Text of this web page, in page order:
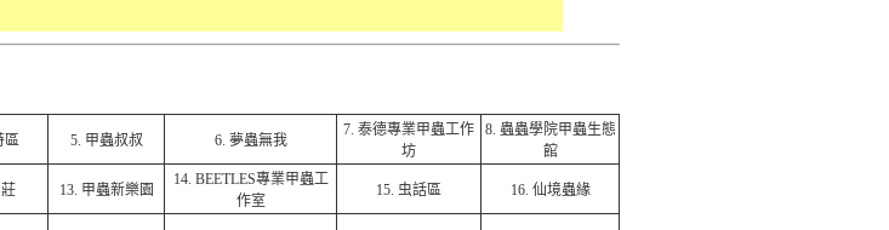
區 5. 甲蟲叔叔 6. 夢蟲無我
7. 泰德專業甲蟲工作
坊
8. 蟲蟲學院甲蟲生態
館
13. 甲蟲新樂園
14. BEETLES專業甲蟲工
作室
15. 虫話區 16. 仙境蟲緣